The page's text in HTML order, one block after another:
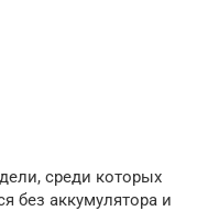
среди которых
без аккумулятора и